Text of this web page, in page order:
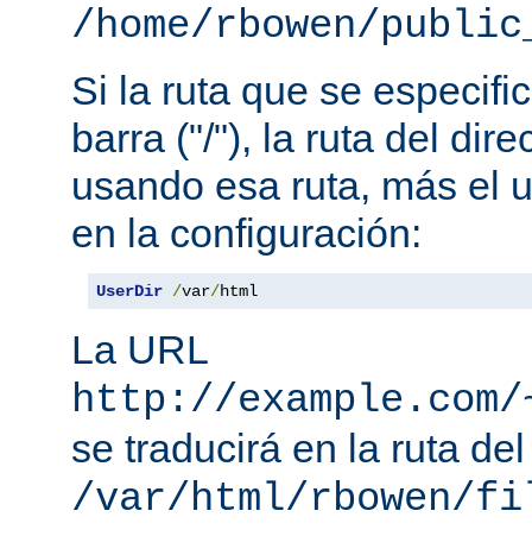
/home/rbowen/
Si la ruta que se
barra ("/"), la ruta del
usando esa ruta, más el
en la configuración:
UserDir /var/html
La URL
http://
se traducirá en la ruta
/var/html/rbowen/